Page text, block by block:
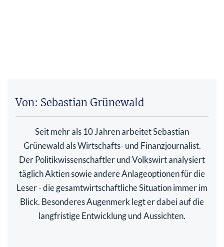
Von: Sebastian Grünewald
Seit mehr als 10 Jahren arbeitet Sebastian
Grünewald als Wirtschafts- und Finanzjournalist.
Der Politikwissenschaftler und Volkswirt analysiert
täglich Aktien sowie andere Anlageoptionen für die
Leser - die gesamtwirtschaftliche Situation immer im
Blick. Besonderes Augenmerk legt er dabei auf die
langfristige Entwicklung und Aussichten.